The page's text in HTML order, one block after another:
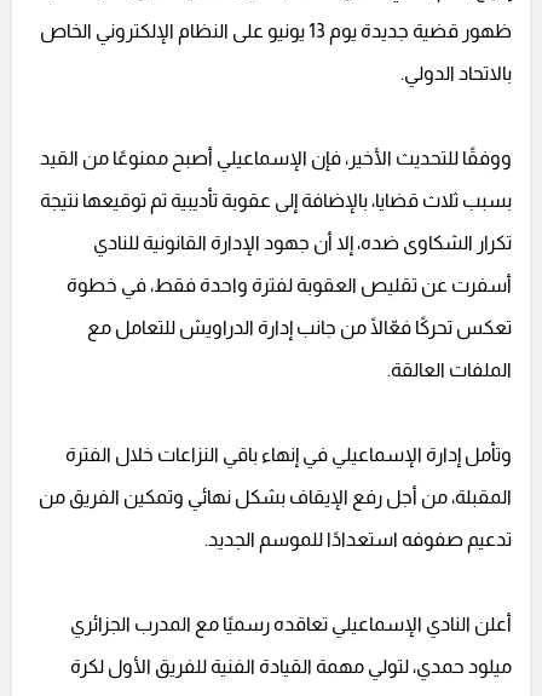
ظهور قضية جديدة يوم 13 يونيو على النظام الإلكتروني الخاص
بالاتحاد الدولي.
ووفقًا للتحديث الأخير، فإن الإسماعيلي أصبح ممنوعًا من القيد
بسبب ثلاث قضايا، بالإضافة إلى عقوبة تأديبية تم توقيعها نتيجة
تكرار الشكاوى ضده، إلا أن جهود الإدارة القانونية للنادي
أسفرت عن تقليص العقوبة لفترة واحدة فقط، في خطوة
تعكس تحركًا فعّالًا من جانب إدارة الدراويش للتعامل مع
الملفات العالقة.
وتأمل إدارة الإسماعيلي في إنهاء باقي النزاعات خلال الفترة
المقبلة، من أجل رفع الإيقاف بشكل نهائي وتمكين الفريق من
تدعيم صفوفه استعدادًا للموسم الجديد.
أعلن النادي الإسماعيلي تعاقده رسميًا مع المدرب الجزائري
ميلود حمدي، لتولي مهمة القيادة الفنية للفريق الأول لكرة